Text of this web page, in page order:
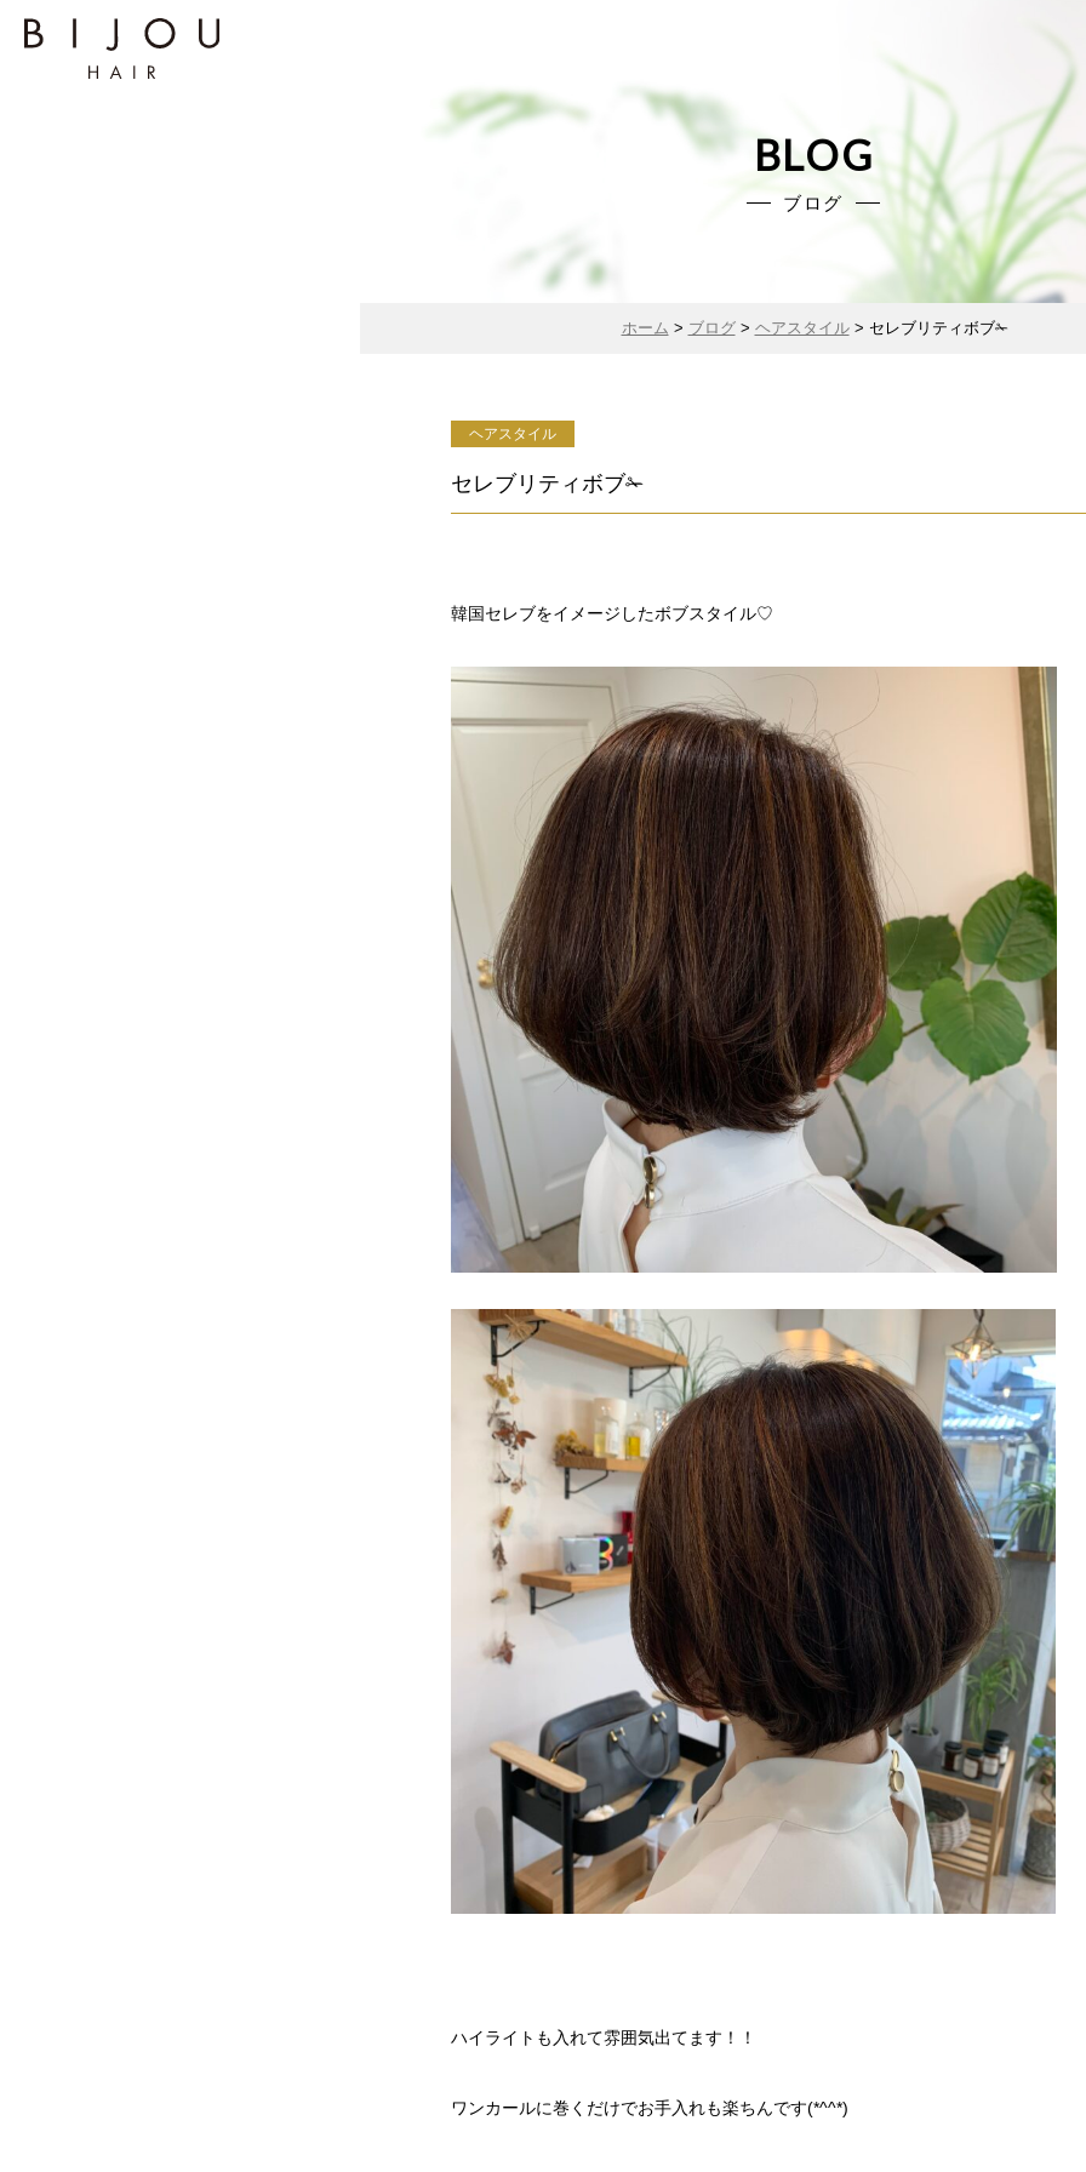
BLOG
ブログ
ホーム > ブログ> ヘアスタイル> セレブリティボブ✁
ヘアスタイル
セレブリティボブ✁
韓国セレブをイメージしたボブスタイル♡
ハイライトも入れて雰囲気出てます！！
ワンカールに巻くだけでお手入れも楽ちんです(*^^*)